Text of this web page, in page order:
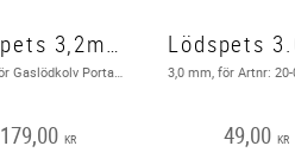
Lödspets 3,2mm för Gaslödkolv Portasol
179,00 KR 49,00 KR